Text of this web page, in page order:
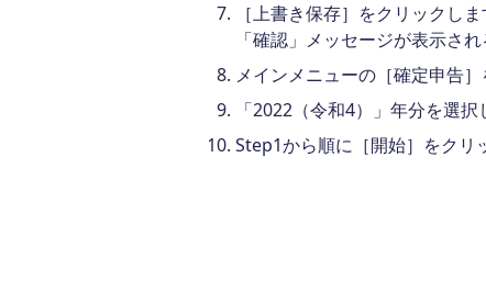
［上書き保存］をクリックしま
「確認」メッセージが表示さ
メインメニューの［確定申告］
「2022（令和4）」年分を選択
Step1から順に［開始］をクリ